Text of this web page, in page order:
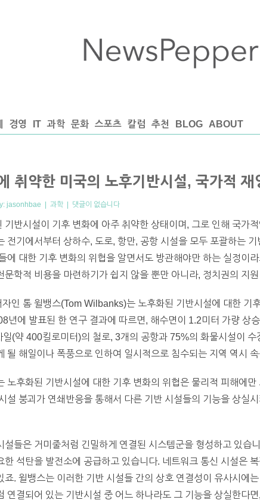
경영 IT 과학 문화 스포츠 칼럼 추천 BLOG ABOUT
취약한 미국의 노후기반시설, 국가적 재
jasonhbae | 과학 | 댓글이 없습니다
기반시설이 기후 변화에 아주 취약한 상태이며, 그로 인해 국가
전기에서부터 상하수, 도로, 항만, 공항 시설을 모두 포괄하는
에 대한 기후 변화의 위협을 알면서도 방관해야만 하는 실정이
문학적 비용을 마련하기가 쉽지 않을 뿐만 아니라, 정치권의 지
인 톰 윌뱅스(Tom Wilbanks)는 노후화된 기반시설에 대한 기
년에 발표된 한 연구 결과에 따르면, 해수면이 1.2미터 가량
(약 400킬로미터)의 철로, 3개의 공항과 75%의 화물시설이
될 해일이나 폭풍으로 인하여 일시적으로 침수되는 지역 역시
노후화된 기반시설에 대한 기후 변화의 위협은 물리적 피해에
설 붕괴가 연쇄반응을 통해서 다른 기반 시설들의 기능을 상실
설들은 거미줄처럼 긴밀하게 연결된 시스템군을 형성하고 있습
한 석탄을 발전소에 공급하고 있습니다. 네트워크 통신 시설은
죠. 윌뱅스는 이러한 기반 시설들 간의 상호 연결성이 유사시에
연결되어 있는 기반시설 중 어느 하나라도 그 기능을 상실한다